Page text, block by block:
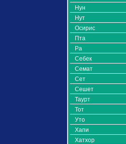
Нун
Нут
Осирис
Пта
Ра
Себек
Семат
Сет
Сешет
Таурт
Тот
Уто
Хапи
Хатхор